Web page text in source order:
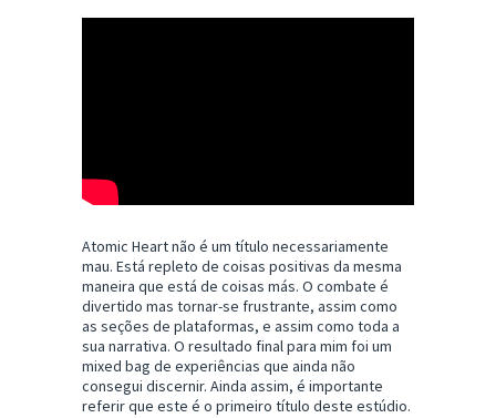
Atomic Heart não é um título necessariamente
mau. Está repleto de coisas positivas da mesma
maneira que está de coisas más. O combate é
divertido mas tornar-se frustrante, assim como
as seções de plataformas, e assim como toda a
sua narrativa. O resultado final para mim foi um
mixed bag de experiências que ainda não
consegui discernir. Ainda assim, é importante
referir que este é o primeiro título deste estúdio.